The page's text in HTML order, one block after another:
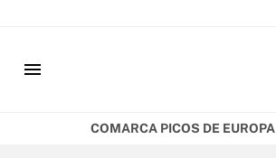
menu
COMARCA PICOS DE EUROPA